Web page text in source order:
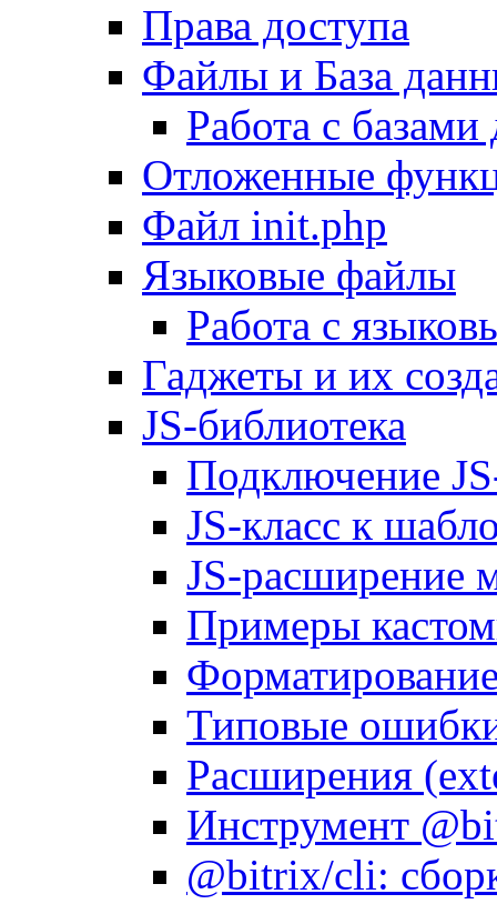
Права доступа
Файлы и База
Работа с
Отложенные
Файл init.php
Языковые файлы
Работа с
Гаджеты и их
JS-библиотека
Подключение
JS-класс к
JS-расширение
Примеры
Типовые
Расширения
Инструмент
@bitrix/cli: